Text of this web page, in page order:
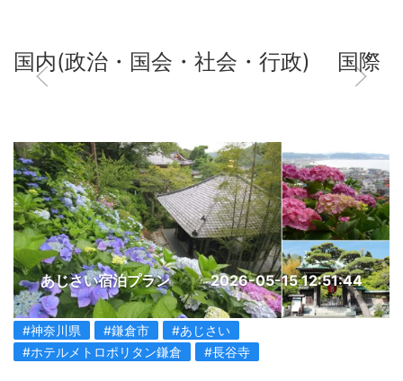
国内(政治・国会・社会・行政) 国際
あじさい宿泊プラン 2026-05-15 12:51:44
#神奈川県 #鎌倉市
#あじさい
#ホテルメトロポリタン鎌倉
#長谷寺